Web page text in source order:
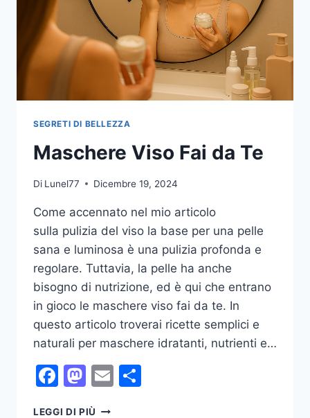
SEGRETI DI BELLEZZA
Maschere Viso Fai da Te
Di Lunel77 Dicembre 19, 2024
Come accennato nel mio articolo
sulla pulizia del viso la base per una pelle
sana e luminosa è una pulizia profonda e
regolare. Tuttavia, la pelle ha anche
bisogno di nutrizione, ed è qui che entrano
in gioco le maschere viso fai da te. In
questo articolo troverai ricette semplici e
naturali per maschere idratanti, nutrienti e…
Facebook
Mastodon
Email
LEGGI DI PIÙ MASCHERE